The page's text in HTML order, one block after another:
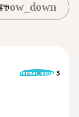
市
format_quote 5